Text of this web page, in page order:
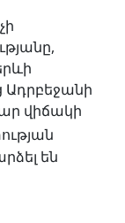
Ադրբեջանի
վիճակի
են